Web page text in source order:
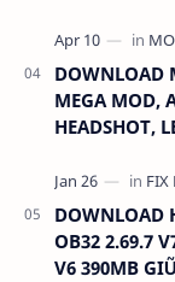
DOWNLOAD
MEGA MOD,
HEADSHOT,
DOWNLOAD
OB32 2.69.7
V6 390MB